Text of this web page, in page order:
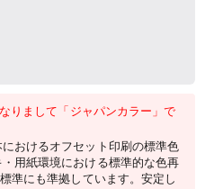
りまして「ジャパンカラー」で
おけるオフセット印刷の標準色
用紙環境における標準的な色再
準にも準拠しています。安定し